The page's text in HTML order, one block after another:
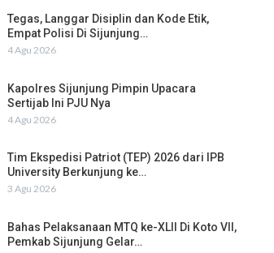
Tegas, Langgar Disiplin dan Kode Etik,
Empat Polisi Di Sijunjung…
4 Agu 2026
Kapolres Sijunjung Pimpin Upacara
Sertijab Ini PJU Nya
4 Agu 2026
Tim Ekspedisi Patriot (TEP) 2026 dari IPB
University Berkunjung ke…
3 Agu 2026
Bahas Pelaksanaan MTQ ke-XLII Di Koto VII,
Pemkab Sijunjung Gelar…